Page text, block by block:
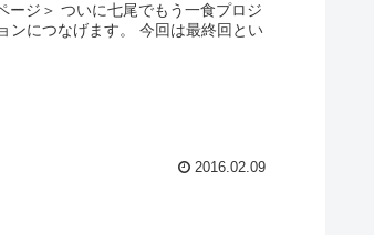
ージ＞ ついに七尾でもう一食プロジ
ンにつなげます。 今回は最終回とい
2016.02.09